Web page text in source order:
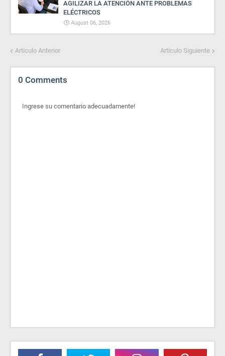
AGILIZAR LA ATENCIÓN ANTE PROBLEMAS
ELÉCTRICOS
August 06, 2026
Artículo Anterior Artículo Siguiente
0 Comments
Ingrese su comentario adecuadamente!